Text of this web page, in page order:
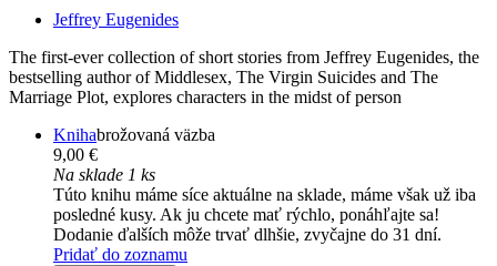
Jeffrey Eugenides
The first-ever collection of short stories from Jeffrey Eugenides, the
bestselling author of Middlesex, The Virgin Suicides and The
Marriage Plot, explores characters in the midst of person
Knihabrožovaná väzba
9,00 €
Na sklade 1 ks
Túto knihu máme síce aktuálne na sklade, máme však už iba
posledné kusy. Ak ju chcete mať rýchlo, ponáhľajte sa!
Dodanie ďalších môže trvať dlhšie, zvyčajne do 31 dní.
Pridať do zoznamu